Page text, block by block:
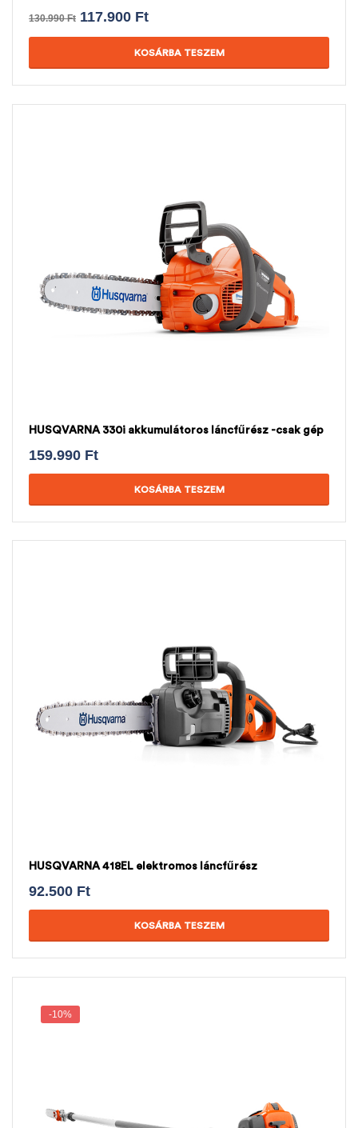
130.990Ft 117.900 Ft
KOSÁRBA TESZEM
HUSQVARNA 330i akkumulátoros láncfűrész -csak gép
159.990 Ft
KOSÁRBA TESZEM
HUSQVARNA 418EL elektromos láncfűrész
92.500 Ft
KOSÁRBA TESZEM
-10%